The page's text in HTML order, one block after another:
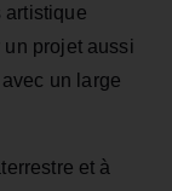
artistique
un projet aussi
un large
et à